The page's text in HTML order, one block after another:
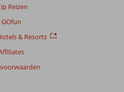
Reizen
GOfun
& Resorts